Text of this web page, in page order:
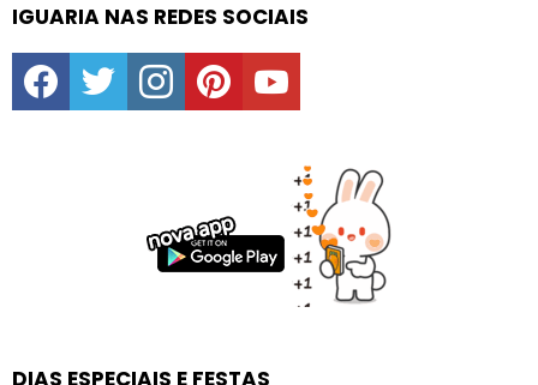
IGUARIA NAS REDES SOCIAIS
facebooktwitter instagrampinterestyoutube
DIAS ESPECIAIS E FESTAS